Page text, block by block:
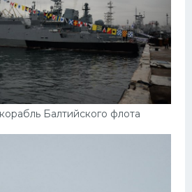
Балтийского флота